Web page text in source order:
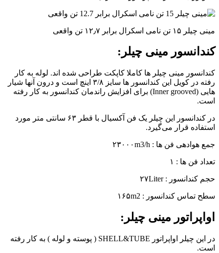
مینی چیلر ۱۵ تن نامی اسکرال برابر ۱۲٫۷ تن واقعی
کندانسور مینی چیلر:
کندانسور مینی چیلر ها کاملا کاپکت طراحی شده اند. لوله به کار
رفته در کویل این کندانسور ها سایز ۳/۸ اینچ است و درون آنها شیار
هایی (Inner grooved) برای افزایش راندمان کندانسور به کار رفته
است.
در کندانسور این چیلر یک فن آکسیال با قطر ۶۳ سانتی متر مورد
استفاده قرار می‌گیرد.
جمع هوادهی فن ها : ۲۳۰۰۰m3/h
تعداد فن ها : ۱
حجم کندانسور : ۲۷Liter
سطح تماس کندانسور : ۱۶۵m2
اواپراتور مینی چیلر:
در این چیلر اواپراتور SHELL&TUBE ( پوسته و لوله ) به کار رفته
است.